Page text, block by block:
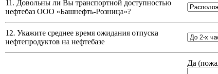
11. Довольны ли Вы транспортной доступностью
нефтебаз ООО «Башнефть-Розница»?
12. Укажите среднее время ожидания отпуска
нефтепродуктов на нефтебазе
Да (